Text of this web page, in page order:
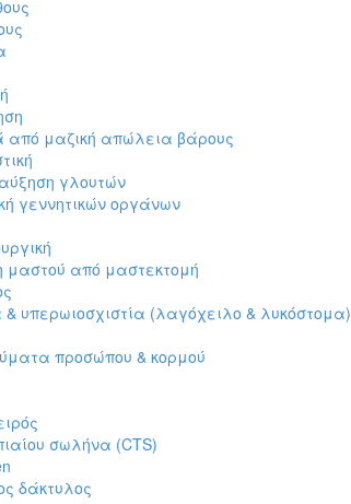
από μαζική απώλεια βάρους
γλουτών
γεννητικών οργάνων
μαστού από μαστεκτομή
& υπερωιοσχιστία (λαγόχειλο & λυκόστομα)
προσώπου & κορμού
σωλήνα (CTS)
δάκτυλος